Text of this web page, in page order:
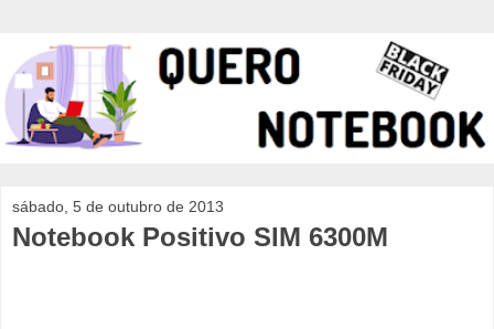
sábado, 5 de outubro de 2013
Notebook Positivo SIM 6300M